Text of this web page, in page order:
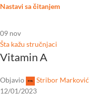
Nastavi sa čitanjem
09 nov
Šta kažu stručnjaci
Vitamin A
Objavio
Stribor Marković
12/01/2023